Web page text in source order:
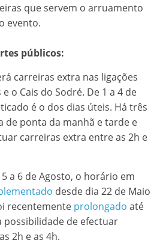
que servem o arruamento
evento.
públicos:
carreiras extra nas ligações
o Cais do Sodré. De 1 a 4 de
é o dos dias úteis. Há três
de ponta da manhã e tarde e
carreiras extra entre as 2h e
a 6 de Agosto, o horário em
desde dia 22 de Maio
recentemente prolongado até
possibilidade de efectuar
2h e as 4h.